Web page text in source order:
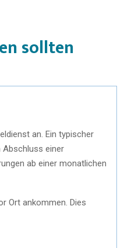
sollten
an. Ein typischer
Abschluss einer
ab einer monatlichen
Ort ankommen. Dies